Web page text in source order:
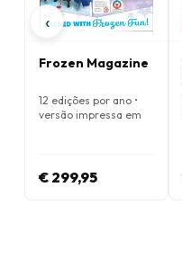
‹
Frozen Magazine
12 edições por ano •
versão impressa em
€ 299,95